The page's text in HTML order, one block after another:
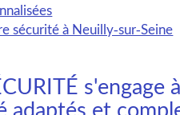
sécurité à Neuilly-sur-Seine
s'engage
adaptés et